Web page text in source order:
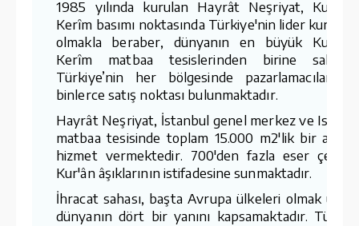
1985 yılında kurulan Hayrât Neşriyat, Kur'ân-
Kerîm basımı noktasında Türkiye'nin lider
olmakla beraber, dünyanın en büyük Kur'ân-
Kerîm matbaa tesislerinden birine
Türkiye’nin her bölgesinde pazarlamacıları
binlerce satış noktası bulunmaktadır.
Hayrât Neşriyat, İstanbul genel merkez ve
matbaa tesisinde toplam 15.000 m2'lik bir
hizmet vermektedir. 700'den fazla eser
Kur'ân âşıklarının istifadesine sunmaktadır.
İhracat sahası, başta Avrupa ülkeleri olmak
dünyanın dört bir yanını kapsamaktadır.